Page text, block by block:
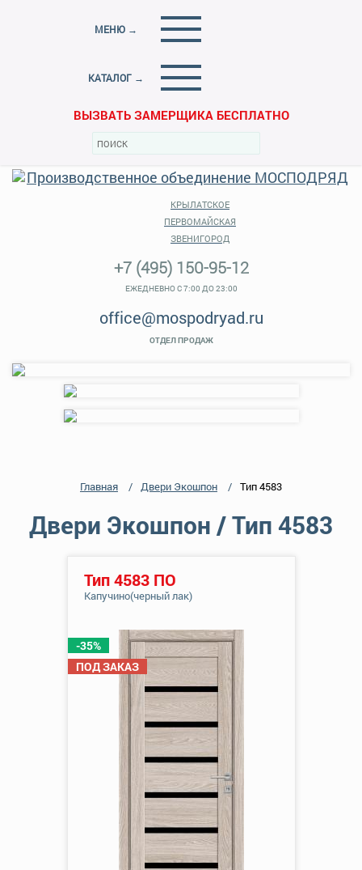
МЕНЮ →
КАТАЛОГ →
ВЫЗВАТЬ ЗАМЕРЩИКА БЕСПЛАТНО
КРЫЛАТСКОЕ
ПЕРВОМАЙСКАЯ
ЗВЕНИГОРОД
+7 (495) 150-95-12
ЕЖЕДНЕВНО С 7:00 ДО 23:00
office@mospodryad.ru
ОТДЕЛ ПРОДАЖ
Главная Двери Экошпон Тип 4583
Двери Экошпон / Тип 4583
-35%
ПОД ЗАКАЗ
Тип 4583 ПО
Капучино(черный лак)